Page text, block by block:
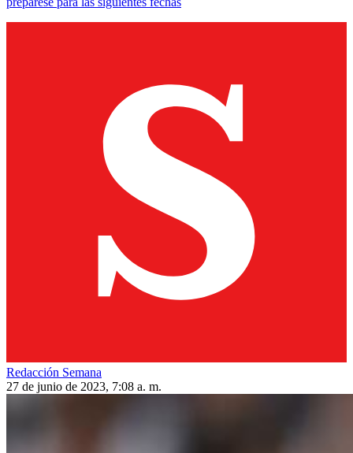
Redacción Semana
27 de junio de 2023, 7:08 a. m.